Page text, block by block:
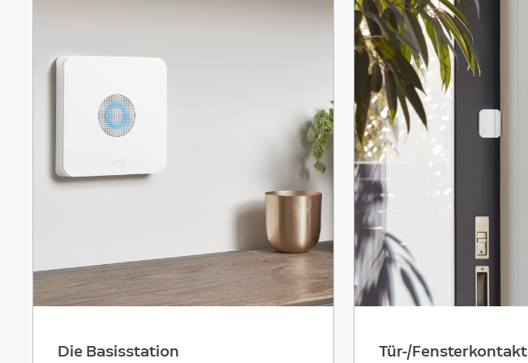
Die Basisstation Tür-/Fensterkontakt